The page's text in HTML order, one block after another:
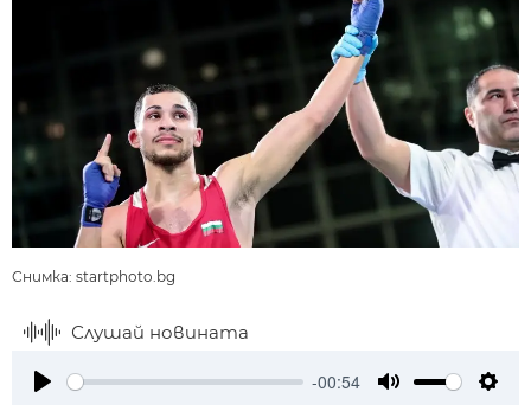
Снимка: startphoto.bg
Слушай новината
-00:54